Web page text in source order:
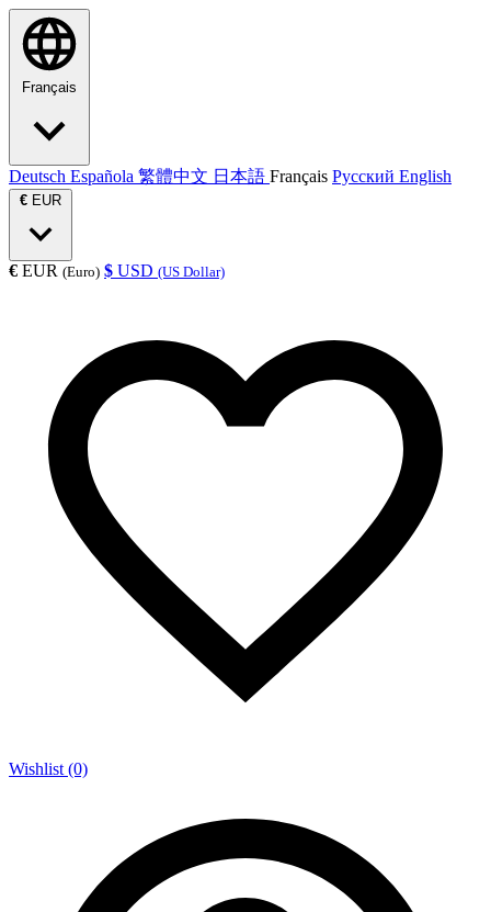
Français
Deutsch Española 繁體中文 日本語 Français Русский English
€ EUR
€ EUR (Euro) $ USD (US Dollar)
Wishlist (0)